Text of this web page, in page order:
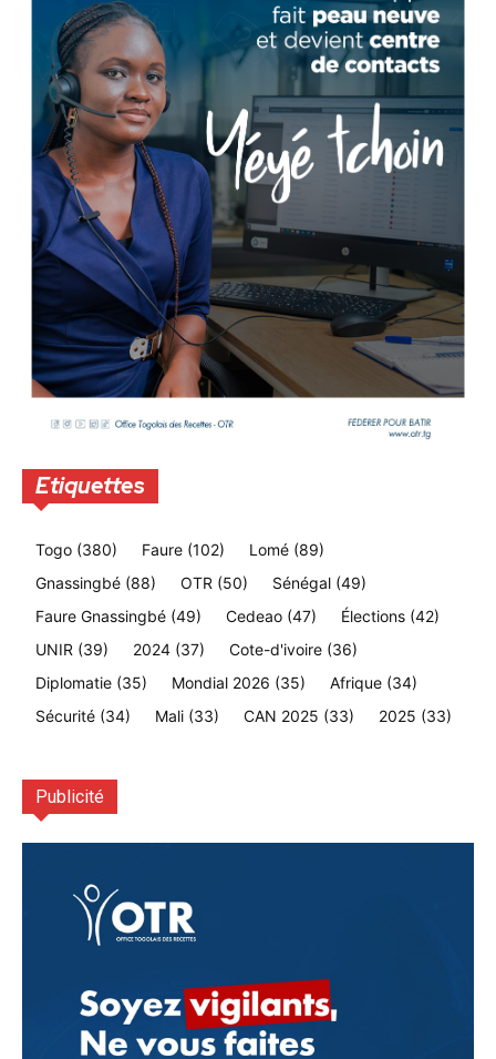
Etiquettes
Togo (380) Faure (102) Lomé (89)
Gnassingbé (88) OTR (50) Sénégal (49)
Faure Gnassingbé (49) Cedeao (47) Élections (42)
UNIR (39) 2024 (37) Cote-d'ivoire (36)
Diplomatie (35) Mondial 2026 (35) Afrique (34)
Sécurité (34) Mali (33) CAN 2025 (33) 2025 (33)
Publicité